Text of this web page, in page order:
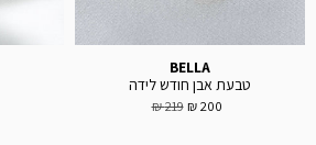
BELLA
טבעת אבן חודש לידה
200 ₪
219 ₪